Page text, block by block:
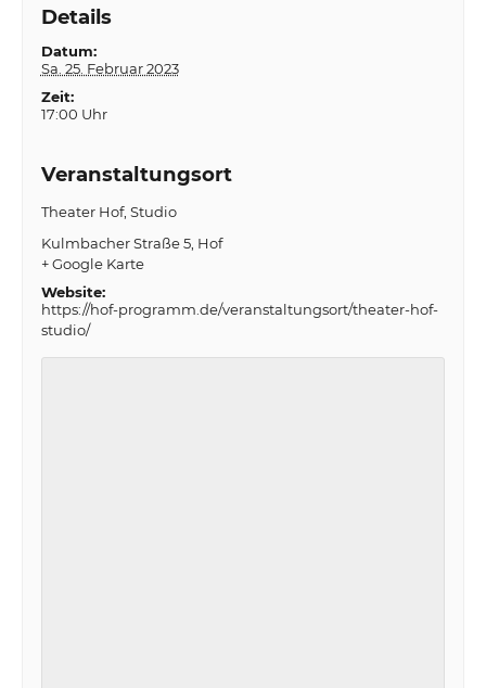
Details
Datum:
Sa. 25. Februar 2023
Zeit:
17:00 Uhr
Veranstaltungsort
Theater Hof, Studio
Kulmbacher Straße 5 Hof
+ Google Karte
Website:
https://hof-programm.de/veranstaltungsort/theater-hof-
studio/